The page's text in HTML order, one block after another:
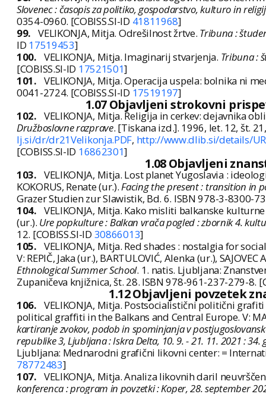
Slovenec : časopis za politiko, gospodarstvo, kulturo in
0354-0960. [COBISS.SI-ID 41811968]
99. VELIKONJA, Mitja. Odrešilnost žrtve. Tribuna :
ID 17519453]
100. VELIKONJA, Mitja. Imaginarij stvarjenja. Tribuna :
[COBISS.SI-ID 17521501]
101. VELIKONJA, Mitja. Operacija uspela: bolnika ni
0041-2724. [COBISS.SI-ID 17519197]
1.07 Objavljeni strokovni
102. VELIKONJA, Mitja. Religija in cerkev: dejavnika
Družboslovne razprave. [Tiskana izd.]. 1996, let. 12, št.
lj.si/dr/dr21Velikonja.PDF, http://www.dlib.si/details/
[COBISS.SI-ID 16862301]
1.08 Objavljeni
103. VELIKONJA, Mitja. Lost planet Yugoslavia :
KOKORUS, Renate (ur.).Facing the present : transition in
Grazer Studien zur Slawistik, Bd. 6. ISBN 978-3-8300-
104. VELIKONJA, Mitja. Kako misliti balkanske
(ur.). Ure popkulture : Balkan vrača pogled : zbornik 4.
12. [COBISS.SI-ID 30866013]
105. VELIKONJA, Mitja. Red shades : nostalgia for
V: REPIČ, Jaka (ur.), BARTULOVIĆ, Alenka (ur.),
Ethnological Summer School. 1. natis. Ljubljana:
Zupaničeva knjižnica, št. 28. ISBN 978-961-237-279-8.
1.12 Objavljeni povzetek
106. VELIKONJA, Mitja. Postsocialistični politični
political graffiti in the Balkans and Central Europe. V:
kartiranje zvokov, podob in spominjanja v
republike 3, Ljubljana : Iskra Delta, 10. 9. - 21. 11. 2021 :
Ljubljana: Mednarodni grafični likovni center: =
78772483]
107. VELIKONJA, Mitja. Analiza likovnih daril
konferenca : program in povzetki : Koper, 28. september